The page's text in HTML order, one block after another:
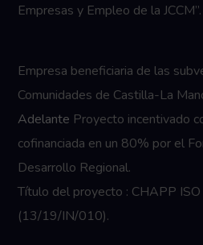
Empresas y Empleo de la JCCM”.
Empresa beneficiaria de las
Comunidades de Castilla-La
Adelante Proyecto incentivado
cofinanciada en un 80% por el
Desarrollo Regional.
Título del proyecto : CHAPP
(13/19/IN/010).